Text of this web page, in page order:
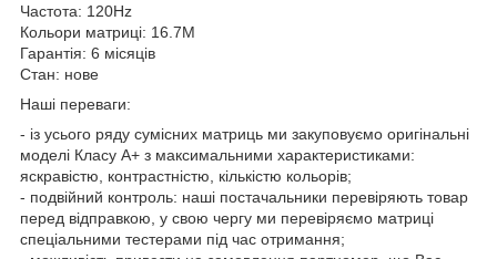
Частота: 120Hz
Кольори матриці: 16.7M
Гарантія: 6 місяців
Стан: нове
Наші переваги:
- із усього ряду сумісних матриць ми закуповуємо оригінальні
моделі Класу А+ з максимальними характеристиками:
яскравістю, контрастністю, кількістю кольорів;
- подвійний контроль: наші постачальники перевіряють товар
перед відправкою, у свою чергу ми перевіряємо матриці
спеціальними тестерами під час отримання;